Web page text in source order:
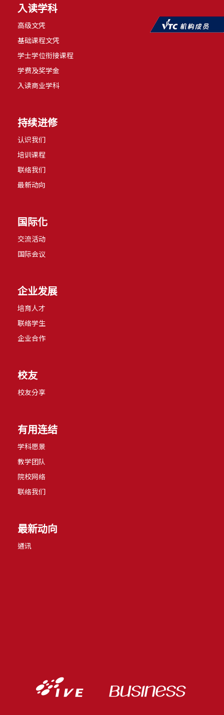
入读学科
高级文凭
基础课程文凭
学士学位衔接课程
学费及奖学金
入读商业学科
持续进修
认识我们
培训课程
联络我们
最新动向
国际化
交流活动
国际会议
企业发展
培育人才
联络学生
企业合作
校友
校友分享
有用连结
学科愿景
教学团队
院校网络
联络我们
最新动向
通讯